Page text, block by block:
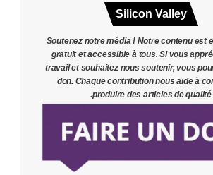
Silicon Valley
Soutenez notre média ! Notre contenu est
gratuit et accessible à tous. Si vous
travail et souhaitez nous soutenir, vous
don. Chaque contribution nous aide à
produire des articles de qualité.